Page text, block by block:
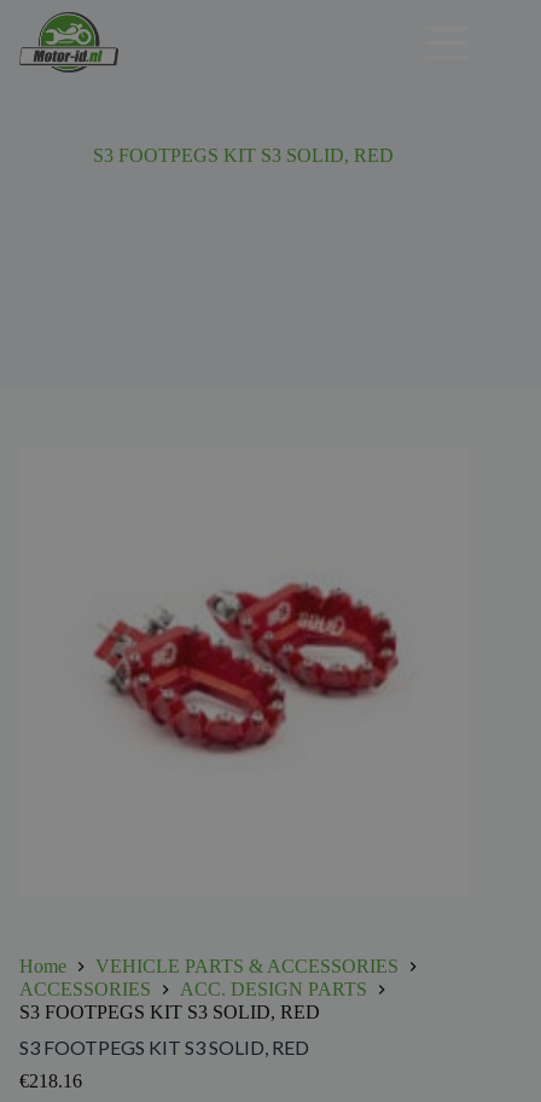
S3 FOOTPEGS KIT S3 SOLID, RED
Home
VEHICLE PARTS & ACCESSORIES
ACCESSORIES
ACC. DESIGN PARTS
S3 FOOTPEGS KIT S3 SOLID, RED
S3 FOOTPEGS KIT S3 SOLID, RED
€218.16